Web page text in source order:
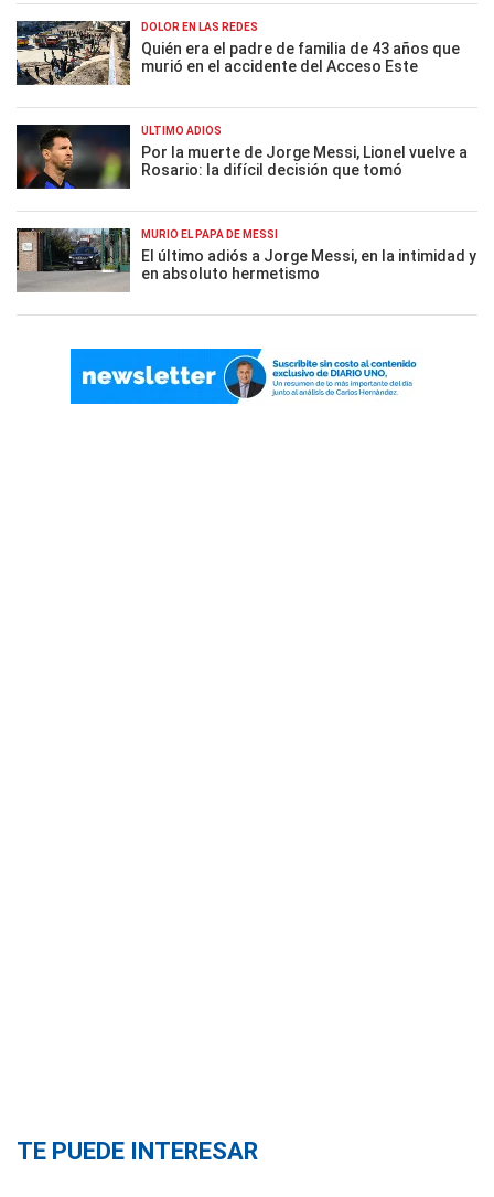
DOLOR EN LAS REDES
Quién era el padre de familia de 43 años que
murió en el accidente del Acceso Este
ÚLTIMO ADIÓS
Por la muerte de Jorge Messi, Lionel vuelve a
Rosario: la difícil decisión que tomó
MURIÓ EL PAPÁ DE MESSI
El último adiós a Jorge Messi, en la intimidad y
en absoluto hermetismo
TE PUEDE INTERESAR